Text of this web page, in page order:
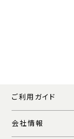
ご利用ガイド
会社情報